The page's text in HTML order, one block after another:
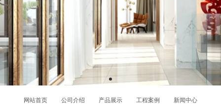
网站首页 公司介绍 产品展示 工程案例 新闻中心